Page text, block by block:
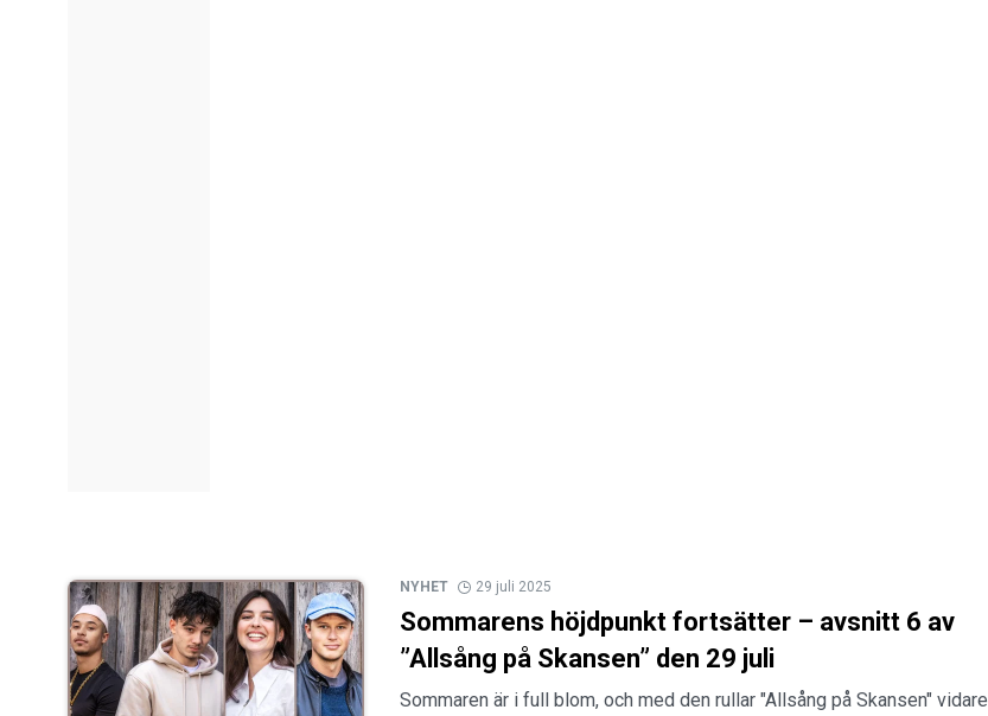
NYHET 29 juli 2025
Sommarens höjdpunkt fortsätter – avsnitt 6 av
”Allsång på Skansen” den 29 juli
Sommaren är i full blom, och med den rullar "Allsång på Skansen" vidare